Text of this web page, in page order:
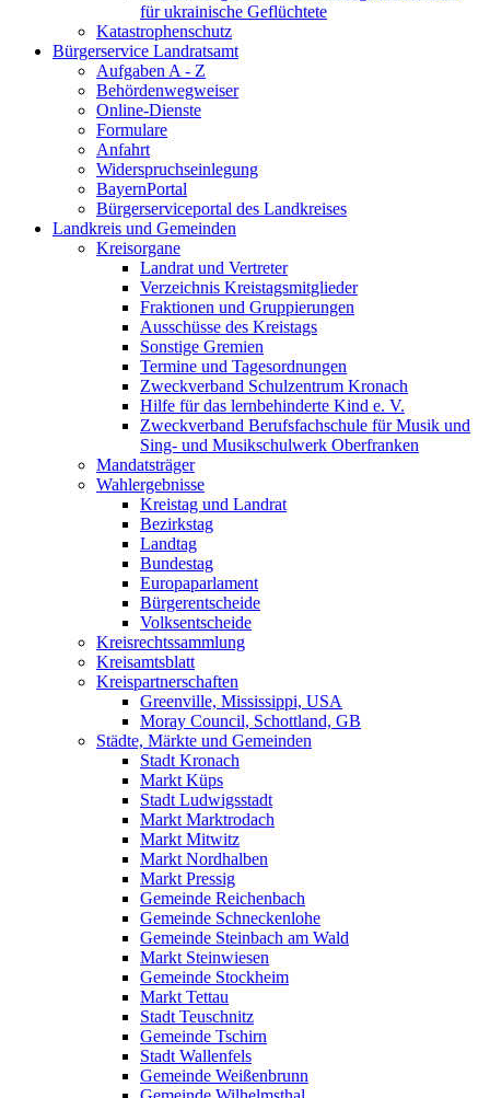
für ukrainische Geflüchtete
Katastrophenschutz
Bürgerservice Landratsamt
Aufgaben A - Z
Behördenwegweiser
Online-Dienste
Formulare
Anfahrt
Widerspruchseinlegung
BayernPortal
Bürgerserviceportal des Landkreises
Landkreis und Gemeinden
Kreisorgane
Landrat und Vertreter
Verzeichnis Kreistagsmitglieder
Fraktionen und Gruppierungen
Ausschüsse des Kreistags
Sonstige Gremien
Termine und Tagesordnungen
Zweckverband Schulzentrum Kronach
Hilfe für das lernbehinderte Kind e. V.
Zweckverband Berufsfachschule für Musik und
Sing- und Musikschulwerk Oberfranken
Mandatsträger
Wahlergebnisse
Kreistag und Landrat
Bezirkstag
Landtag
Bundestag
Europaparlament
Bürgerentscheide
Volksentscheide
Kreisrechtssammlung
Kreisamtsblatt
Kreispartnerschaften
Greenville, Mississippi, USA
Moray Council, Schottland, GB
Städte, Märkte und Gemeinden
Stadt Kronach
Markt Küps
Stadt Ludwigsstadt
Markt Marktrodach
Markt Mitwitz
Markt Nordhalben
Markt Pressig
Gemeinde Reichenbach
Gemeinde Schneckenlohe
Gemeinde Steinbach am Wald
Markt Steinwiesen
Gemeinde Stockheim
Markt Tettau
Stadt Teuschnitz
Gemeinde Tschirn
Stadt Wallenfels
Gemeinde Weißenbrunn